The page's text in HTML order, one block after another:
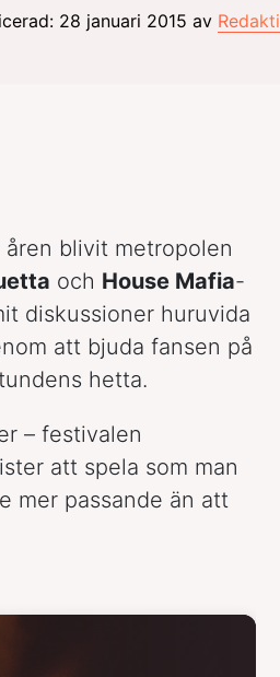
28 januari 2015 av
blivit metropolen
och House Mafia-
diskussioner huruvida
att bjuda fansen på
hetta.
– festivalen
att spela som man
mer passande än att